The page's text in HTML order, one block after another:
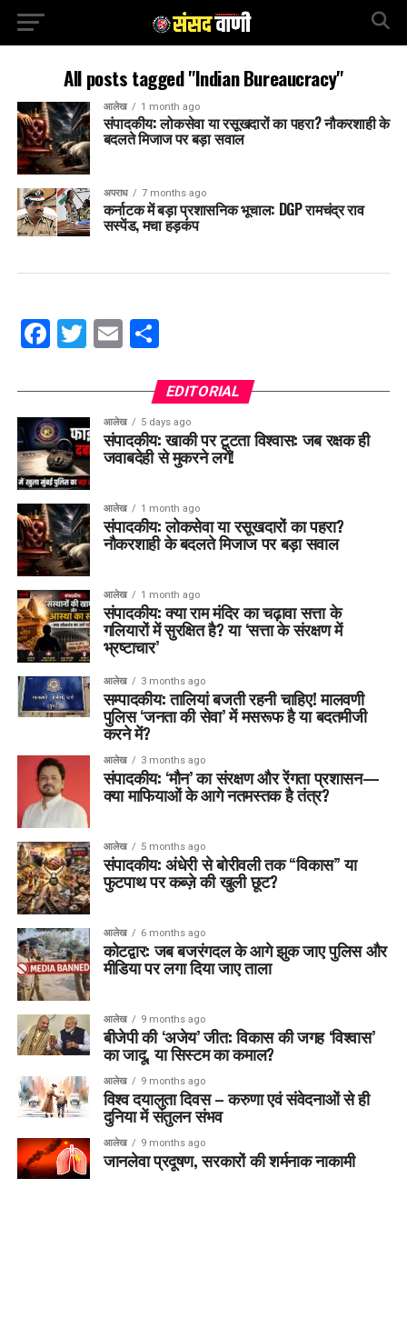
All posts tagged "Indian Bureaucracy"
आलेख 1 month ago
संपादकीय: लोकसेवा या रसूखदारों का पहरा? नौकरशाही के
बदलते मिजाज पर बड़ा सवाल
अपराध 7 months ago
कर्नाटक में बड़ा प्रशासनिक भूचाल: DGP रामचंद्र राव
सस्पेंड, मचा हड़कंप
Facebook
Twitter
Email
EDITORIAL
आलेख 5 days ago
संपादकीय: खाकी पर टूटता विश्वास: जब रक्षक ही
जवाबदेही से मुकरने लगें!
आलेख 1 month ago
संपादकीय: लोकसेवा या रसूखदारों का पहरा?
नौकरशाही के बदलते मिजाज पर बड़ा सवाल
आलेख 1 month ago
संपादकीय: क्या राम मंदिर का चढ़ावा सत्ता के
गलियारों में सुरक्षित है? या ‘सत्ता के संरक्षण में
भ्रष्टाचार’
आलेख 3 months ago
सम्पादकीय: तालियां बजती रहनी चाहिए! मालवणी
पुलिस ‘जनता की सेवा’ में मसरूफ है या बदतमीजी
करने में?
आलेख 3 months ago
संपादकीय: ‘मौन’ का संरक्षण और रेंगता प्रशासन—
क्या माफियाओं के आगे नतमस्तक है तंत्र?
आलेख 5 months ago
संपादकीय: अंधेरी से बोरीवली तक “विकास” या
फुटपाथ पर कब्ज़े की खुली छूट?
आलेख 6 months ago
कोटद्वार: जब बजरंगदल के आगे झुक जाए पुलिस और
मीडिया पर लगा दिया जाए ताला
आलेख 9 months ago
बीजेपी की ‘अजेय’ जीत: विकास की जगह ‘विश्वास’
का जादू, या सिस्टम का कमाल?
आलेख 9 months ago
विश्व दयालुता दिवस – करुणा एवं संवेदनाओं से ही
दुनिया में संतुलन संभव
आलेख 9 months ago
जानलेवा प्रदूषण, सरकारों की शर्मनाक नाकामी